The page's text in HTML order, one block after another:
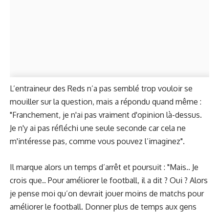
L’entraineur des Reds n’a pas semblé trop vouloir se
mouiller sur la question, mais a répondu quand même :
"Franchement, je n'ai pas vraiment d'opinion là-dessus.
Je n'y ai pas réfléchi une seule seconde car cela ne
m'intéresse pas, comme vous pouvez l’imaginez".
Il marque alors un temps d’arrêt et poursuit : "Mais.. Je
crois que.. Pour améliorer le football, il a dit ? Oui ? Alors
je pense moi qu’on devrait jouer moins de matchs pour
améliorer le football. Donner plus de temps aux gens